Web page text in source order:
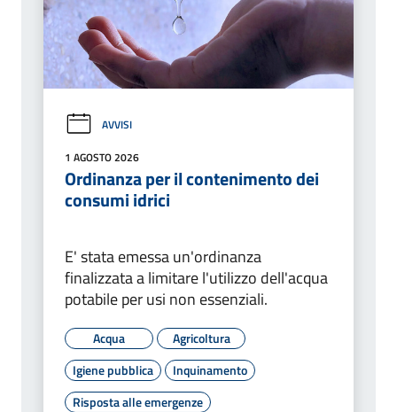
AVVISI
1 AGOSTO 2026
Ordinanza per il contenimento dei
consumi idrici
E' stata emessa un'ordinanza
finalizzata a limitare l'utilizzo dell'acqua
potabile per usi non essenziali.
Acqua
Agricoltura
Igiene pubblica
Inquinamento
Risposta alle emergenze